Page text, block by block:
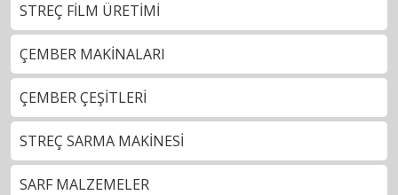
STREÇ FİLM ÜRETİMİ
ÇEMBER MAKİNALARI
ÇEMBER ÇEŞİTLERİ
STREÇ SARMA MAKİNESİ
SARF MALZEMELER